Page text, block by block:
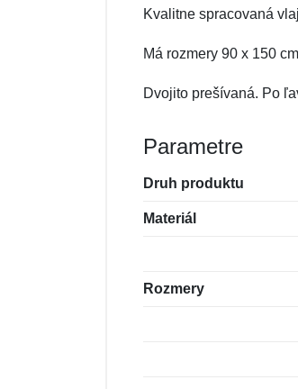
Kvalitne spracovaná
Má rozmery 90 x 150
Dvojito prešívaná. Po
Parametre
Druh produktu
Materiál
Rozmery